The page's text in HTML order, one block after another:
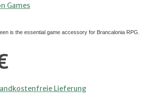
Games
is the essential game accessory for Brancalonia RPG.
Lieferung